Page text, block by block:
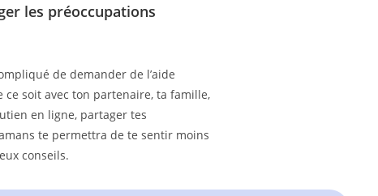
les préoccupations
de demander de l’aide
ce soit avec ton partenaire, ta famille,
en ligne, partager tes
te permettra de te sentir moins
conseils.